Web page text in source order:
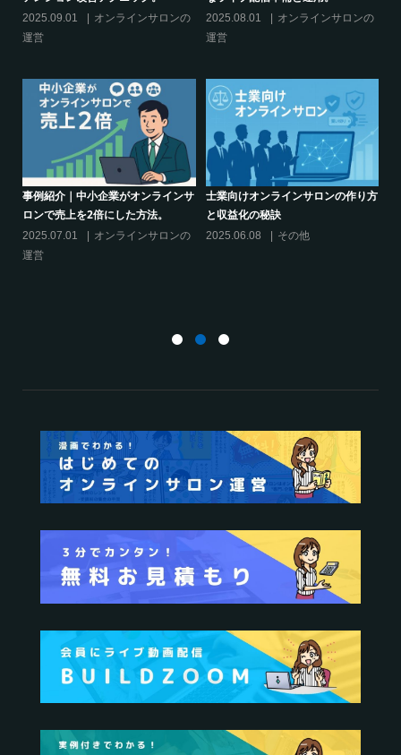
サロン運営必須3箇条
2025.03.27
えるこれだけの”理由”
2025.02.27
シリーズ連載【運営者のお悩み解
決】～現存のオンラインサロンをリ
スキリングに活用するには？
クリエイター系オンラインサロンの
話題席巻-”マッシュル”について調べ